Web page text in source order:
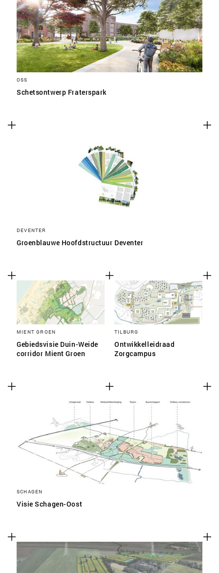
OSS
Schetsontwerp Fraterspark
DEVENTER
Groenblauwe Hoofdstructuur Deventer
MIENT GROEN
Gebiedsvisie Duin-Weide
corridor Mient Groen
TILBURG
Ontwikkelleidraad
Zorgcampus
SCHAGEN
Visie Schagen-Oost
SLA VOORKEUREN OP